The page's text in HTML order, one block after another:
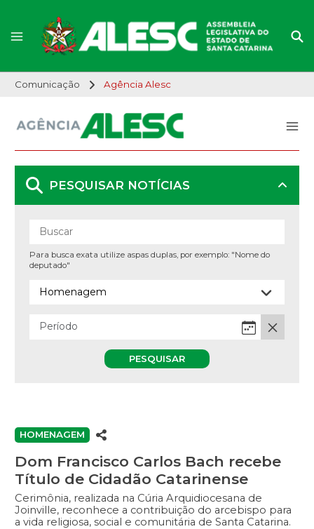
Comunicação Agência Alesc
PESQUISAR NOTÍCIAS
Para busca exata utilize aspas duplas, por exemplo: "Nome do
deputado"
PESQUISAR
HOMENAGEM
Dom Francisco Carlos Bach recebe
Título de Cidadão Catarinense
Cerimônia, realizada na Cúria Arquidiocesana de
Joinville, reconhece a contribuição do arcebispo para
a vida religiosa, social e comunitária de Santa Catarina.